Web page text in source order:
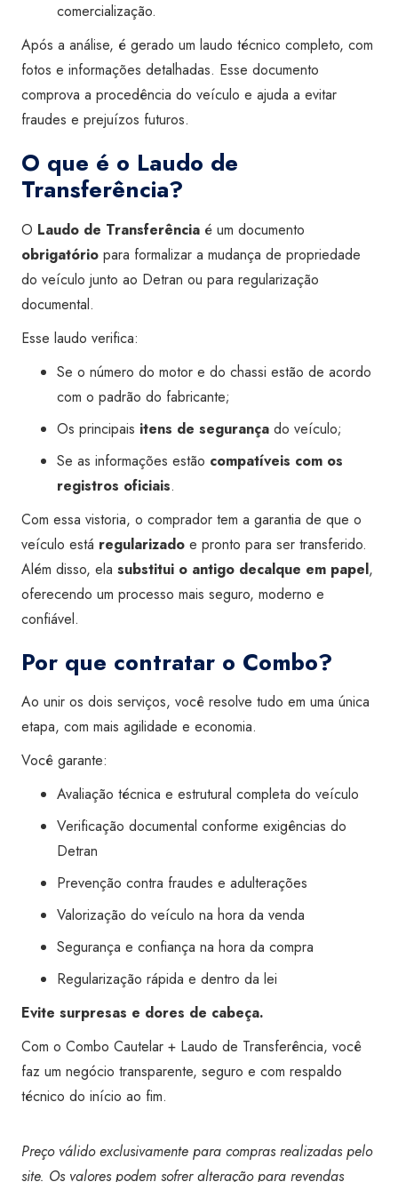
comercialização.
Após a análise, é gerado um laudo técnico completo, com
fotos e informações detalhadas. Esse documento
comprova a procedência do veículo e ajuda a evitar
fraudes e prejuízos futuros.
O que é o Laudo de
Transferência?
O Laudo de Transferência é um documento
obrigatório para formalizar a mudança de propriedade
do veículo junto ao Detran ou para regularização
documental.
Esse laudo verifica:
Se o número do motor e do chassi estão de acordo
com o padrão do fabricante;
Os principais itens de segurança do veículo;
Se as informações estão compatíveis com os
registros oficiais.
Com essa vistoria, o comprador tem a garantia de que o
veículo está regularizado e pronto para ser transferido.
Além disso, ela substitui o antigo decalque em papel,
oferecendo um processo mais seguro, moderno e
confiável.
Por que contratar o Combo?
Ao unir os dois serviços, você resolve tudo em uma única
etapa, com mais agilidade e economia.
Você garante:
Avaliação técnica e estrutural completa do veículo
Verificação documental conforme exigências do
Detran
Prevenção contra fraudes e adulterações
Valorização do veículo na hora da venda
Segurança e confiança na hora da compra
Regularização rápida e dentro da lei
Evite surpresas e dores de cabeça.
Com o Combo Cautelar + Laudo de Transferência, você
faz um negócio transparente, seguro e com respaldo
técnico do início ao fim.
Preço válido exclusivamente para compras realizadas pelo
site. Os valores podem sofrer alteração para revendas